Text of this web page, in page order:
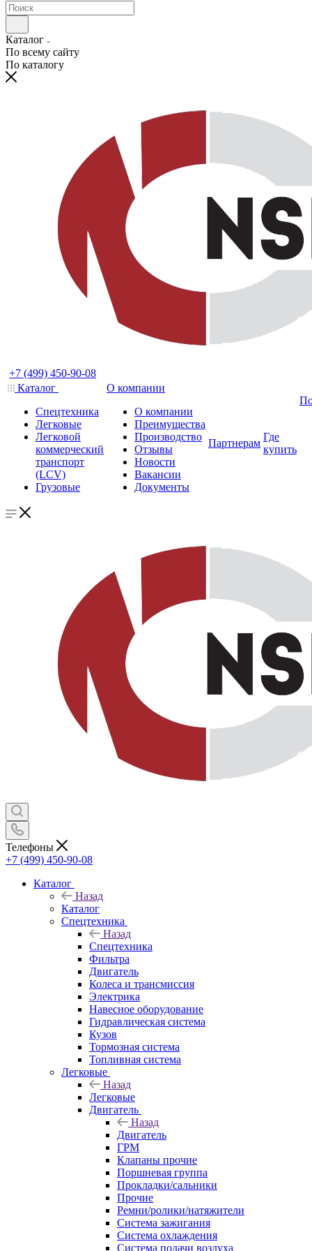
Каталог
По всему сайту
По каталогу
+7 (499) 450-90-08
Каталог
Спецтехника
Легковые
Легковой
коммерческий
транспорт
(LCV)
Грузовые
О компании
О компании
Преимущества
Производство
Отзывы
Новости
Вакансии
Документы
Партнерам
Где
купить
Телефоны
+7 (499) 450-90-08
Каталог
Назад
Каталог
Спецтехника
Назад
Спецтехника
Фильтра
Двигатель
Колеса и трансмиссия
Электрика
Навесное оборудование
Гидравлическая система
Кузов
Тормозная система
Топливная система
Легковые
Назад
Легковые
Двигатель
Назад
Двигатель
ГРМ
Клапаны прочие
Поршневая группа
Прокладки/сальники
Прочие
Ремни/ролики/натяжители
Система зажигания
Система охлаждения
Система подачи воздуха